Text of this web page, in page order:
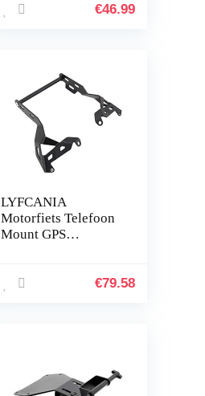
Mount Clip Beugel
€46.99
LYFCANIA
Motorfiets Telefoon
Mount GPS
stuurbeugel for
€79.58